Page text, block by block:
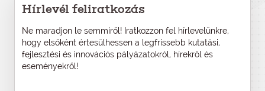
Hírlevél feliratkozás
Ne maradjon le semmiről! Iratkozzon fel hírlevelünkre,
hogy elsőként értesülhessen a legfrissebb kutatási,
fejlesztési és innovációs pályázatokról, hírekről és
eseményekről!